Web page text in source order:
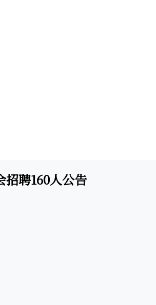
招聘160人公告